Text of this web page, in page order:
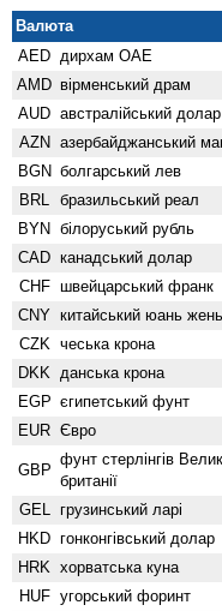
Валюта
AED дирхам ОАЕ
AMD вiрменський драм
AUD австралійський долар
AZN азербайджанський
BGN болгарський лев
BRL бразильський реал
BYN білоруський рубль
CAD канадський долар
CHF швейцарський франк
CNY китайський юань
CZK чеська крона
DKK данська крона
EGP єгипетський фунт
EUR Євро
GBP
фунт стерлінгів
британії
GEL грузинський ларі
HKD гонконгівський долар
HRK хорватська куна
HUF угорський форинт